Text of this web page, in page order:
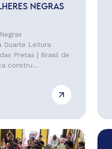
NEGRAS
Duarte Leitura
Pretas | Brasil de
constru...